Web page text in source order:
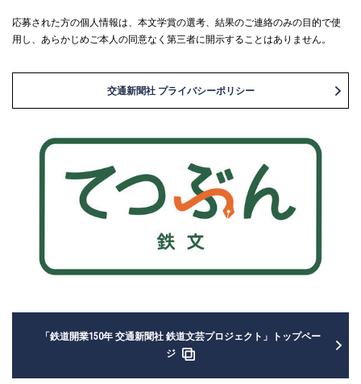
応募された方の個人情報は、本文学賞の選考、結果のご連絡のみの目的で使
用し、あらかじめご本人の同意なく第三者に開示することはありません。
交通新聞社 プライバシーポリシー
「鉄道開業150年 交通新聞社 鉄道文芸プロジェクト」トップペー
ジ